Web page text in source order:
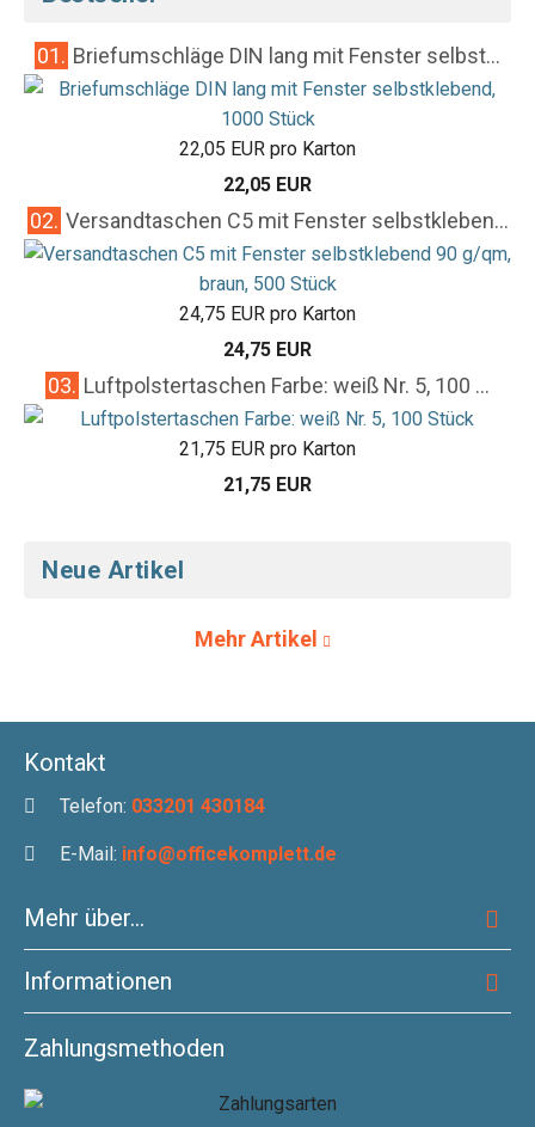
01. Briefumschläge DIN lang mit Fenster selbst...
22,05 EUR pro Karton
22,05 EUR
02. Versandtaschen C5 mit Fenster selbstkleben...
24,75 EUR pro Karton
24,75 EUR
03. Luftpolstertaschen Farbe: weiß Nr. 5, 100 ...
21,75 EUR pro Karton
21,75 EUR
Neue Artikel
Mehr Artikel
Kontakt
Telefon: 033201 430184
E-Mail: info@officekomplett.de
Mehr über...
Informationen
Zahlungsmethoden